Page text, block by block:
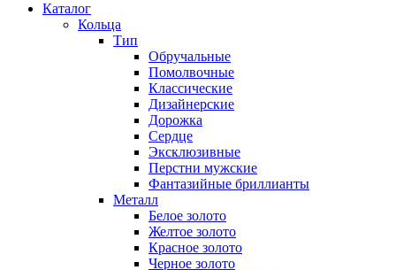
Каталог
Кольца
Тип
Обручальные
Помолвочные
Классические
Дизайнерские
Дорожка
Сердце
Эксклюзивные
Перстни мужские
Фантазийные бриллианты
Металл
Белое золото
Желтое золото
Красное золото
Черное золото